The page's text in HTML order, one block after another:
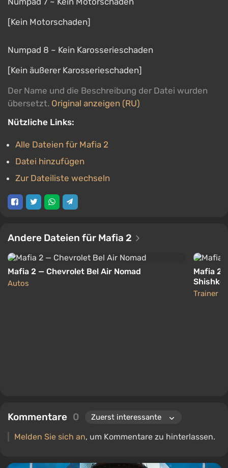
[Kein Motorschaden]
Numpad 8 ~ Kein Karosserieschaden
[Kein äußerer Karosserieschaden]
Der Name und die Beschreibung der Datei wurden
übersetzt. Original anzeigen (RU)
Nützliche Links:
Alle Dateien für Mafia 2
Datei hinzufügen
Zur Dateiliste wechseln
Andere Dateien für Mafia 2
Mafia 2 — Chevrolet Bel Air Nomad
Autos
Mafia 2
Trainer
Kommentare 0
Melden Sie sich an, um Kommentare zu hinterlassen.